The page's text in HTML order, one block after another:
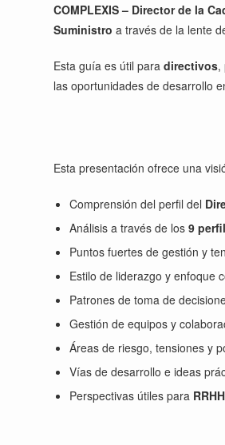
COMPLEXIS – Director de la
Suministro a través de la lente
Esta guía es útil paradirectivos,
las oportunidades de desarrollo
Esta presentación ofrece una
Comprensión del perfil del
Análisis a través de los9
Puntos fuertes de gestión y
Estilo de liderazgo y enfoque
Patrones de toma de
Gestión de equipos y
Áreas de riesgo, tensiones y
Vías de desarrollo e ideas
Perspectivas útiles para RRHH